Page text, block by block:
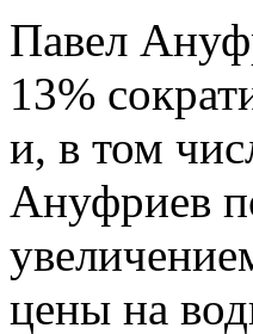
Павел
13%
и, в том
Ануфриев
цены на